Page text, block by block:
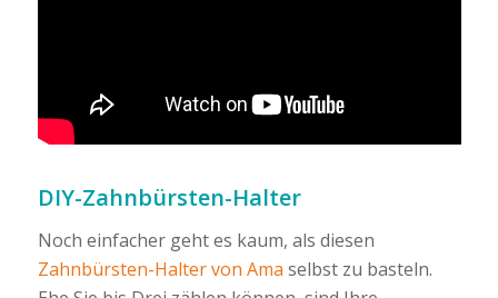
DIY-Zahnbürsten-Halter
Noch einfacher geht es kaum, als diesen
Zahnbürsten-Halter von Ama selbst zu basteln.